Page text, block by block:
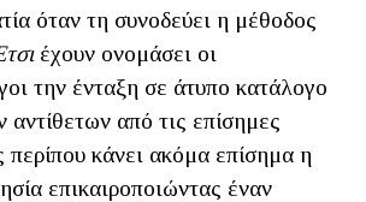
όταν τη συνοδεύει η μέθοδος
έχουν ονομάσει οι
την ένταξη σε άτυπο κατάλογο
αντίθετων από τις επίσημες
κάνει ακόμα επίσημα η
επικαιροποιώντας έναν